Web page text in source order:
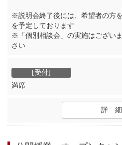
※説明会終了後には、希望者の方
を予定しております
※「個別相談会」の実施はござい
さい
満席
詳 細